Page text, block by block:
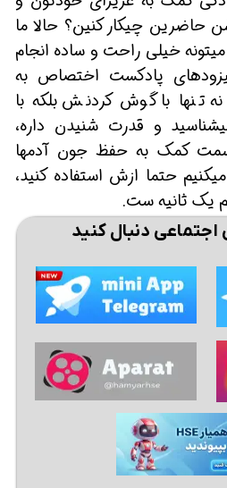
حاضرین چیکار کنین؟ حالا ما
میتونه خیلی راحت و ساده انجام
پادکست اختصاص به
تنها با گوش کردنش بلکه با
و قدرت شنیدن داره،
سمت کمک به حفظ جون آدمها
حتما ازش استفاده کنید،
یک ثانیه ست.
دنبال کنید